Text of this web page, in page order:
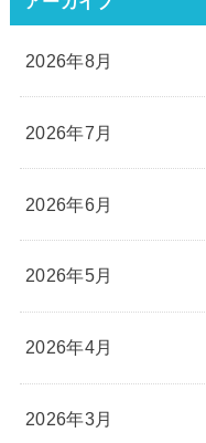
2026年8月
2026年7月
2026年6月
2026年5月
2026年4月
2026年3月